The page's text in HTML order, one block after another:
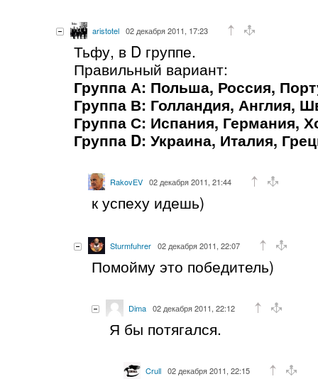
aristotel 02 декабря 2011, 17:23
Тьфу, в D группе.
Правильный вариант:
Группа А: Польша, Россия,
Группа В: Голландия, Англия,
Группа С: Испания, Германия,
Группа D: Украина, Италия,
RakovEV 02 декабря 2011, 21:44
к успеху идешь)
Sturmfuhrer 02 декабря 2011, 22:07
Помойму это победитель)
Dima 02 декабря 2011, 22:12
Я бы потягался.
Crull 02 декабря 2011, 22:15